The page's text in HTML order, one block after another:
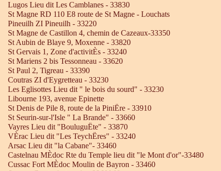
Lugos Lieu dit Les Camblanes - 33830
St Magne RD 110 E8 route de St Magne - Louchats
Pineuilh ZI Pineuilh - 33220
St Magne de Castillon 4, chemin de Cazeaux-33350
St Aubin de Blaye 9, Moxenne - 33820
St Gervais 1, Zone d'activitÈs - 33240
St Mariens 2 bis Tessonneau - 33620
St Paul 2, Tigreau - 33390
Coutras ZI d'Eygretteau - 33230
Les Eglisottes Lieu dit " le bois du sourd" - 33230
Libourne 193, avenue Epinette
St Denis de Pile 8, route de la PiniËre - 33910
St Seurin-sur-l'Isle " La Brande" - 33660
Vayres Lieu dit "BouluguËte" - 33870
VÈrac Lieu dit "Les TeychËres" - 33240
Arsac Lieu dit "la Cabane"- 33460
Castelnau MÈdoc Rte du Temple lieu dit "le Mont d'or"-33480
Cussac Fort MÈdoc Moulin de Bayron - 33460